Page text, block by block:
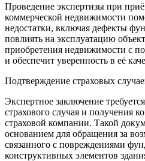
Проведение экспертизы при
коммерческой недвижимости
недостатки, включая дефекты
повлиять на эксплуатацию
приобретения недвижимости с
и обеспечит уверенность в её
Подтверждение страховых
Экспертное заключение
страхового случая и получения
страховой компании. Такой
основанием для обращения за
связанного с повреждениями
конструктивных элементов